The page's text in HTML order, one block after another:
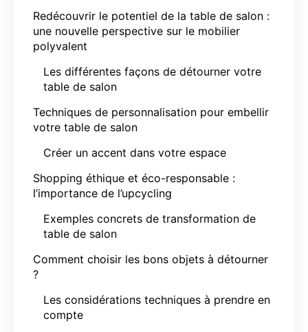
Redécouvrir le potentiel de la table de salon :
une nouvelle perspective sur le mobilier
polyvalent
Les différentes façons de détourner votre
table de salon
Techniques de personnalisation pour embellir
votre table de salon
Créer un accent dans votre espace
Shopping éthique et éco-responsable :
l’importance de l’upcycling
Exemples concrets de transformation de
table de salon
Comment choisir les bons objets à détourner
?
Les considérations techniques à prendre en
compte